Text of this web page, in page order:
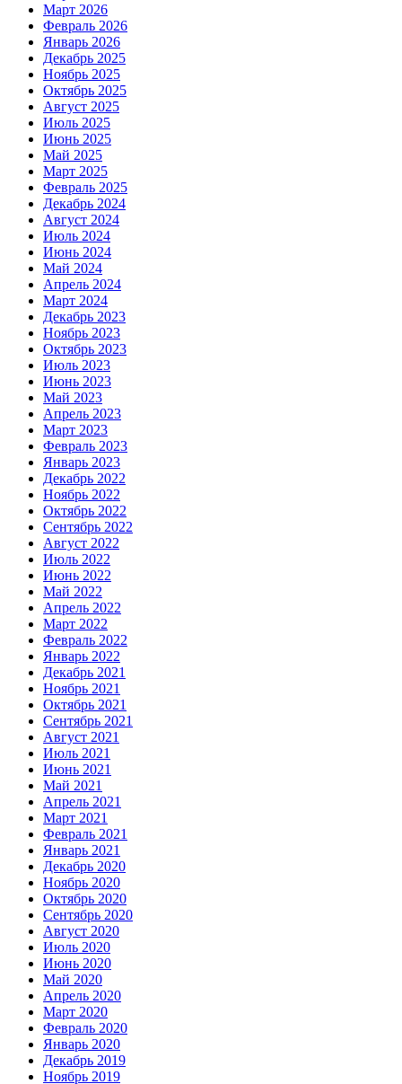
Март 2026
Февраль 2026
Январь 2026
Декабрь 2025
Ноябрь 2025
Октябрь 2025
Август 2025
Июль 2025
Июнь 2025
Май 2025
Март 2025
Февраль 2025
Декабрь 2024
Август 2024
Июль 2024
Июнь 2024
Май 2024
Апрель 2024
Март 2024
Декабрь 2023
Ноябрь 2023
Октябрь 2023
Июль 2023
Июнь 2023
Май 2023
Апрель 2023
Март 2023
Февраль 2023
Январь 2023
Декабрь 2022
Ноябрь 2022
Октябрь 2022
Сентябрь 2022
Август 2022
Июль 2022
Июнь 2022
Май 2022
Апрель 2022
Март 2022
Февраль 2022
Январь 2022
Декабрь 2021
Ноябрь 2021
Октябрь 2021
Сентябрь 2021
Август 2021
Июль 2021
Июнь 2021
Май 2021
Апрель 2021
Март 2021
Февраль 2021
Январь 2021
Декабрь 2020
Ноябрь 2020
Октябрь 2020
Сентябрь 2020
Август 2020
Июль 2020
Июнь 2020
Май 2020
Апрель 2020
Март 2020
Февраль 2020
Январь 2020
Декабрь 2019
Ноябрь 2019